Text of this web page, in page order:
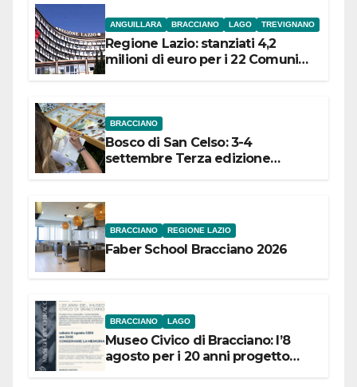
ANGUILLARA BRACCIANO LAGO TREVIGNANO
Regione Lazio: stanziati 4,2
milioni di euro per i 22 Comuni
BRACCIANO
Bosco di San Celso: 3-4
settembre Terza edizione
BRACCIANO REGIONE LAZIO
Faber School Bracciano 2026
BRACCIANO LAGO
Museo Civico di Bracciano: l’8
agosto per i 20 anni progetto